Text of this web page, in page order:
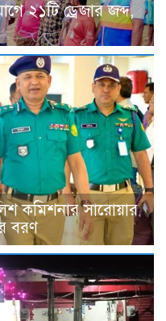
২১টি ড্রেজার জব্দ,
কমিশনার সারোয়ার
বরণ